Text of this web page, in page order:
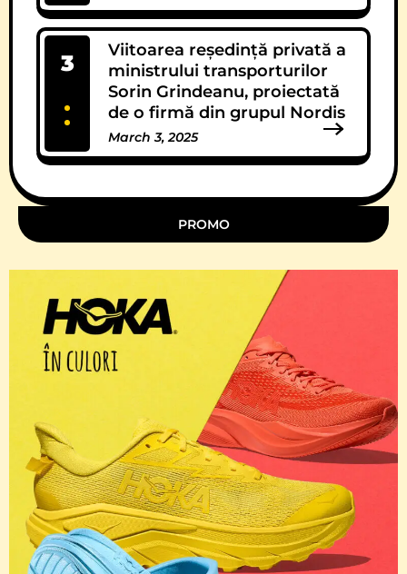
12 Comments
Viitoarea reședință privată a
ministrului transporturilor
Sorin Grindeanu, proiectată
de o firmă din grupul Nordis
March 3, 2025
11 Comments
3
PROMO